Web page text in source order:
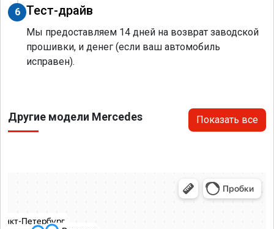
6 Тест-драйв
Мы предоставляем 14 дней на возврат заводской
прошивки, и денег (если ваш автомобиль
исправен).
Другие модели Mercedes Показать все